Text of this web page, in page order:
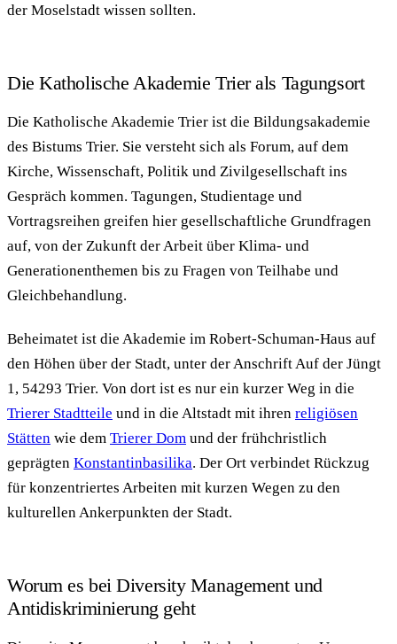
der Moselstadt wissen sollten.
Die Katholische Akademie Trier als Tagungsort
Die Katholische Akademie Trier ist die Bildungsakademie
des Bistums Trier. Sie versteht sich als Forum, auf dem
Kirche, Wissenschaft, Politik und Zivilgesellschaft ins
Gespräch kommen. Tagungen, Studientage und
Vortragsreihen greifen hier gesellschaftliche Grundfragen
auf, von der Zukunft der Arbeit über Klima- und
Generationenthemen bis zu Fragen von Teilhabe und
Gleichbehandlung.
Beheimatet ist die Akademie im Robert-Schuman-Haus auf
den Höhen über der Stadt, unter der Anschrift Auf der Jüngt
1, 54293 Trier. Von dort ist es nur ein kurzer Weg in die
Trierer Stadtteile und in die Altstadt mit ihren religiösen
Stätten wie dem Trierer Dom und der frühchristlich
geprägten Konstantinbasilika. Der Ort verbindet Rückzug
für konzentriertes Arbeiten mit kurzen Wegen zu den
kulturellen Ankerpunkten der Stadt.
Worum es bei Diversity Management und
Antidiskriminierung geht